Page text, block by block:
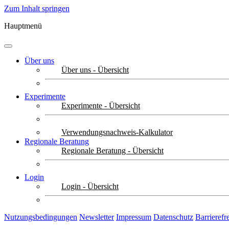
Zum Inhalt springen
Hauptmenü
Über uns
Über uns - Übersicht
Experimente
Experimente - Übersicht
Verwendungsnachweis-Kalkulator
Regionale Beratung
Regionale Beratung - Übersicht
Login
Login - Übersicht
Nutzungsbedingungen Newsletter Impressum Datenschutz